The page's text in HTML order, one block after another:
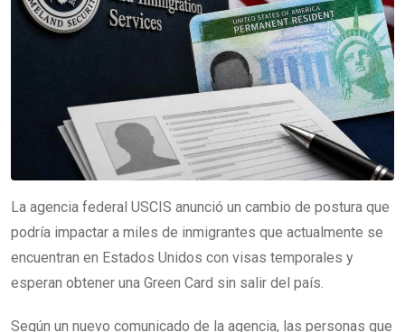
La agencia federal USCIS anunció un cambio de postura que
podría impactar a miles de inmigrantes que actualmente se
encuentran en Estados Unidos con visas temporales y
esperan obtener una Green Card sin salir del país.
Según un nuevo comunicado de la agencia, las personas que